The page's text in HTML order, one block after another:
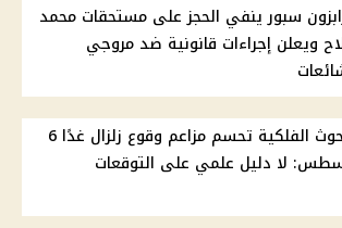
سبور ينفي الحجز على مستحقات محمد
ويعلن إجراءات قانونية ضد مروجي
البحوث الفلكية تحسم مزاعم وقوع زلزال غدًا 6
لا دليل علمي على التوقعات